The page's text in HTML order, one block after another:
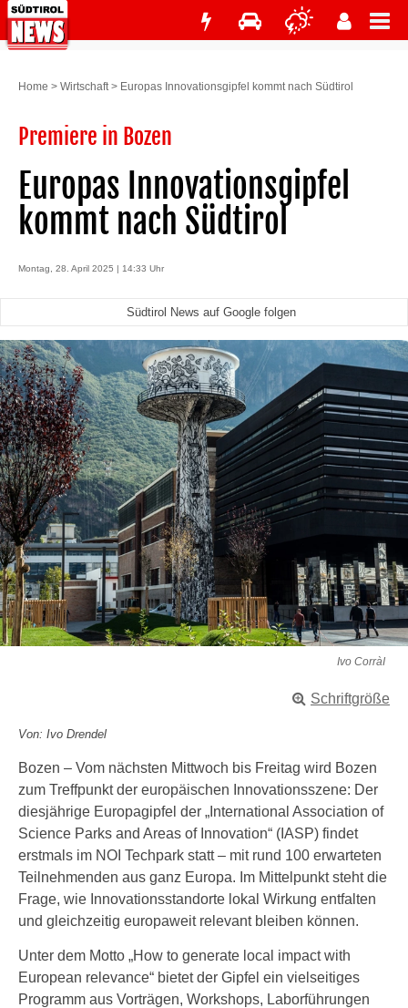
Home > Wirtschaft> Europas Innovationsgipfel kommt nach Südtirol
Premiere in Bozen
Europas Innovationsgipfel
kommt nach Südtirol
Montag, 28. April 2025 | 14:33 Uhr
Südtirol News auf Google folgen
Ivo CorràI
Schriftgröße
Von: Ivo Drendel
Bozen – Vom nächsten Mittwoch bis Freitag wird Bozen
zum Treffpunkt der europäischen Innovationsszene: Der
diesjährige Europagipfel der „International Association of
Science Parks and Areas of Innovation“ (IASP) findet
erstmals im NOI Techpark statt – mit rund 100 erwarteten
Teilnehmenden aus ganz Europa. Im Mittelpunkt steht die
Frage, wie Innovationsstandorte lokal Wirkung entfalten
und gleichzeitig europaweit relevant bleiben können.
Unter dem Motto „How to generate local impact with
European relevance“ bietet der Gipfel ein vielseitiges
Programm aus Vorträgen, Workshops, Laborführungen